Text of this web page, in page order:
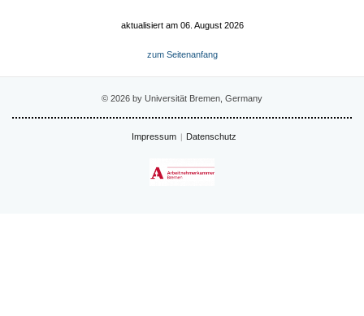
aktualisiert am 06. August 2026
zum Seitenanfang
© 2026 by Universität Bremen, Germany
Impressum Datenschutz